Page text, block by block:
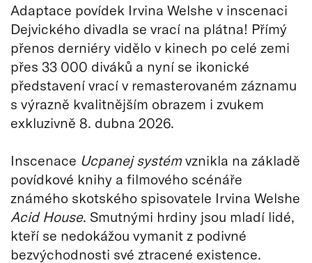
Adaptace povídek Irvina Welshe v inscenaci
Dejvického divadla se vrací na plátna! Přímý
přenos derniéry vidělo v kinech po celé zemi
přes 33 000 diváků a nyní se ikonické
představení vrací v remasterovaném záznamu
s výrazně kvalitnějším obrazem i zvukem
exkluzivně 8. dubna 2026.
Inscenace Ucpanej systém vznikla na základě
povídkové knihy a filmového scénáře
známého skotského spisovatele Irvina Welshe
Acid House. Smutnými hrdiny jsou mladí lidé,
kteří se nedokážou vymanit z podivné
bezvýchodnosti své ztracené existence.